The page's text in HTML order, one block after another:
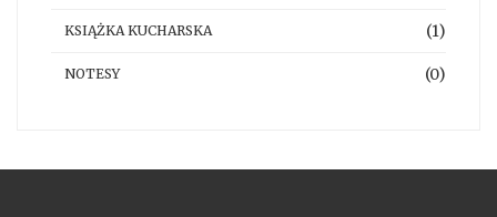
KSIĄŻKA KUCHARSKA (1)
NOTESY (0)